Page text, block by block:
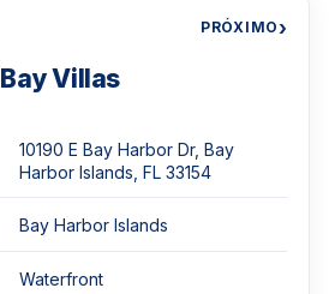
PRÓXIMO›
Bay Villas
10190 E Bay Harbor Dr, Bay
Harbor Islands, FL 33154
Bay Harbor Islands
Waterfront